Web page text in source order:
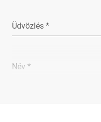
Üdvözlés *
Név *